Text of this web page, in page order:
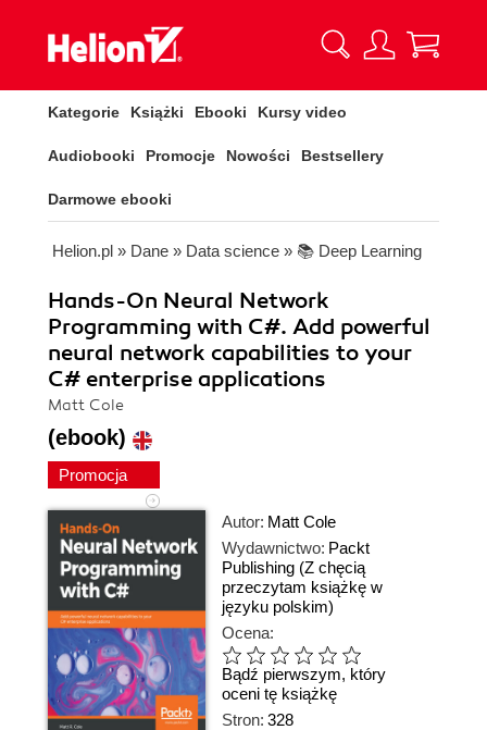
Kategorie Książki Ebooki Kursy video
Audiobooki Promocje Nowości Bestsellery
Darmowe ebooki
Helion.pl » Dane » Data science » 📚 Deep Learning
Hands-On Neural Network
Programming with C#. Add powerful
neural network capabilities to your
C# enterprise applications
Matt Cole
(ebook)
Promocja
Autor: Matt Cole
Wydawnictwo: Packt
Publishing (Z chęcią
przeczytam książkę w
języku polskim)
Ocena:
Bądź pierwszym, który
oceni tę książkę
Stron: 328